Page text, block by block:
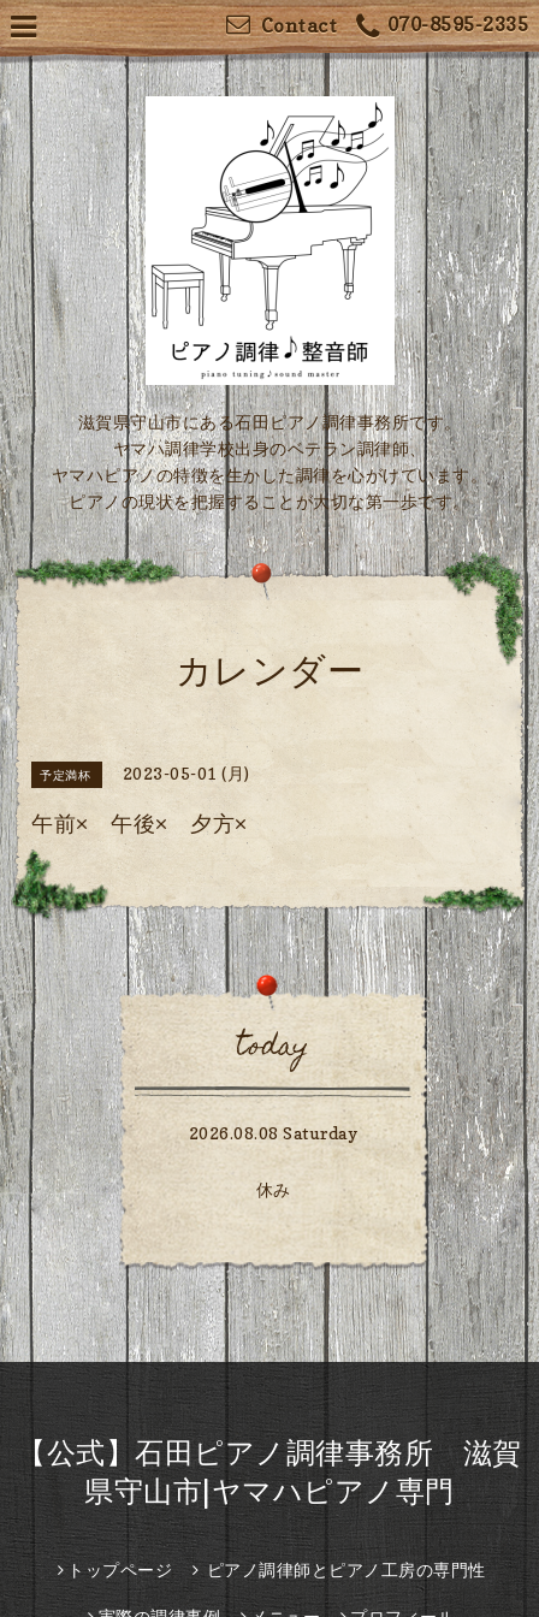
070-8595-2335
Contact
滋賀県守山市にある石田ピアノ調律事務所です。
ヤマハ調律学校出身のベテラン調律師、
ヤマハピアノの特徴を生かした調律を心がけています。
ピアノの現状を把握することが大切な第一歩です。
カレンダー
予定満杯 2023-05-01 (月)
午前× 午後× 夕方×
today
2026.08.08 Saturday
休み
【公式】石田ピアノ調律事務所 滋賀
県守山市|ヤマハピアノ専門
トップページ ピアノ調律師とピアノ工房の専門性